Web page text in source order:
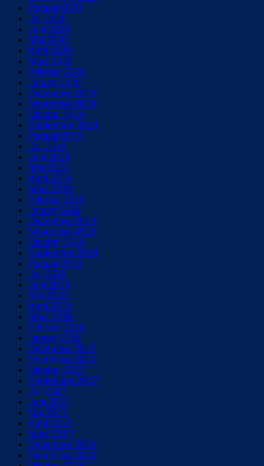
August 2020
Juli 2020
Juni 2020
Mai 2020
April 2020
März 2020
Februar 2020
Januar 2020
Dezember 2019
November 2019
Oktober 2019
September 2019
August 2019
Juli 2019
Juni 2019
Mai 2019
April 2019
März 2019
Februar 2019
Januar 2019
Dezember 2018
November 2018
Oktober 2018
September 2018
August 2018
Juli 2018
Juni 2018
Mai 2018
April 2018
März 2018
Februar 2018
Januar 2018
Dezember 2017
November 2017
Oktober 2017
September 2017
Juli 2017
Juni 2017
Mai 2017
April 2017
März 2017
Dezember 2016
November 2016